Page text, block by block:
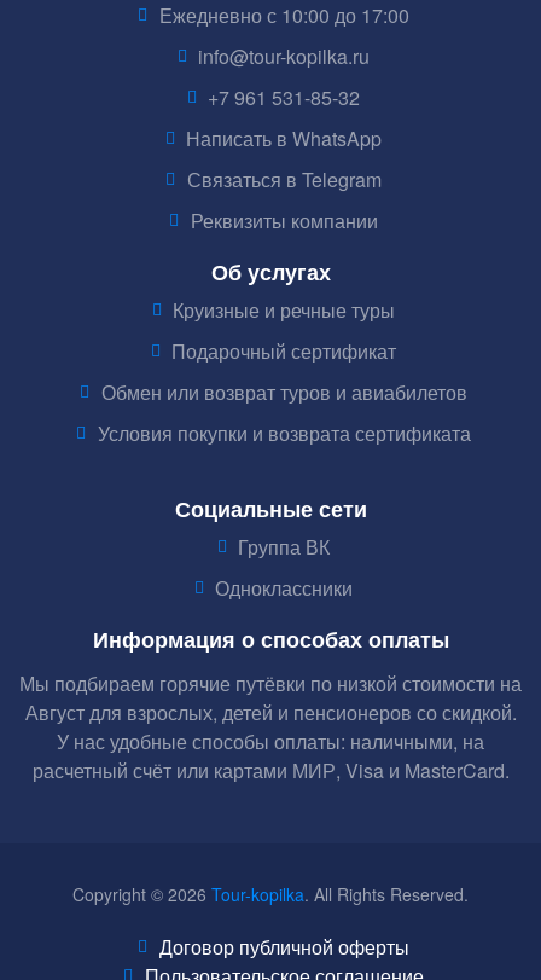
Ежедневно с 10:00 до 17:00
info@tour-kopilka.ru
+7 961 531-85-32
Написать в WhatsApp
Связаться в Telegram
Реквизиты компании
Об услугах
Круизные и речные туры
Подарочный сертификат
Обмен или возврат туров и авиабилетов
Условия покупки и возврата сертификата
Социальные сети
Группа ВК
Одноклассники
Информация о способах оплаты
Мы подбираем горячие путёвки по низкой стоимости на
Август для взрослых, детей и пенсионеров со скидкой.
У нас удобные способы оплаты: наличными, на
расчетный счёт или картами МИР, Visa и MasterCard.
Copyright © 2026 Tour-kopilka. All Rights Reserved.
Договор публичной оферты